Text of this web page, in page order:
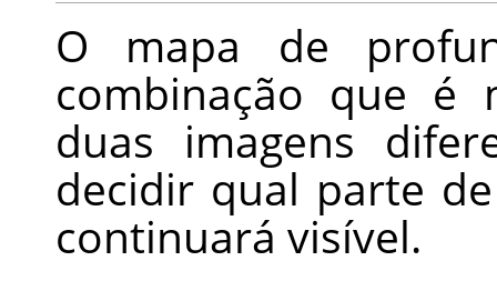
O mapa de
combinação que é
duas imagens
decidir qual parte
continuará visível.